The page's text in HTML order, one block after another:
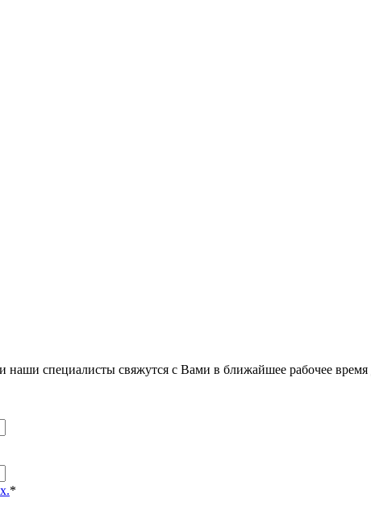
специалисты свяжутся с Вами в ближайшее рабочее
*